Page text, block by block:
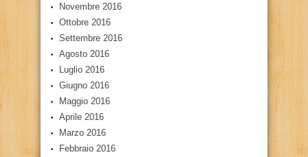
Novembre 2016
Ottobre 2016
Settembre 2016
Agosto 2016
Luglio 2016
Giugno 2016
Maggio 2016
Aprile 2016
Marzo 2016
Febbraio 2016